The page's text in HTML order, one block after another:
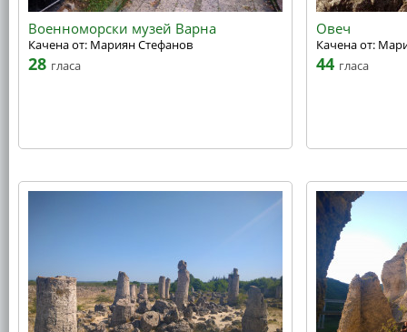
Военноморски музей Варна
Качена от: Мариян Стефанов
28 гласа
Овеч
Качена от:
44 гласа